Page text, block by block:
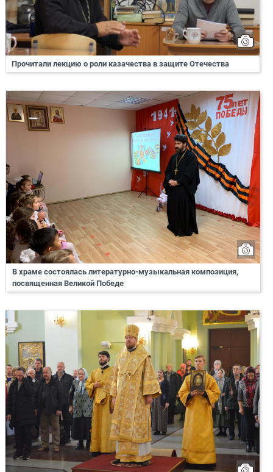
Прочитали лекцию о роли казачества в защите Отечества
В храме состоялась литературно-музыкальная композиция,
посвященная Великой Победе